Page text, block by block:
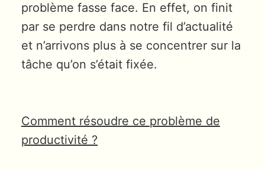
problème fasse face. En effet, on finit
par se perdre dans notre fil d’actualité
et n’arrivons plus à se concentrer sur la
tâche qu’on s’était fixée.
Comment résoudre ce problème de
productivité ?